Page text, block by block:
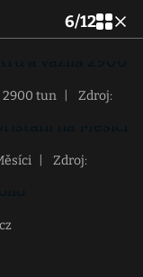
6/12
2900 tun
Zdroj:
Zdroj: